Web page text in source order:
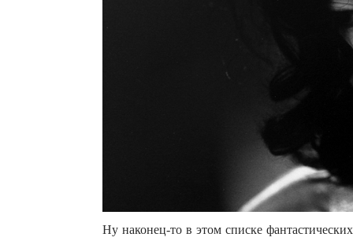
Ну наконец-то в этом списке